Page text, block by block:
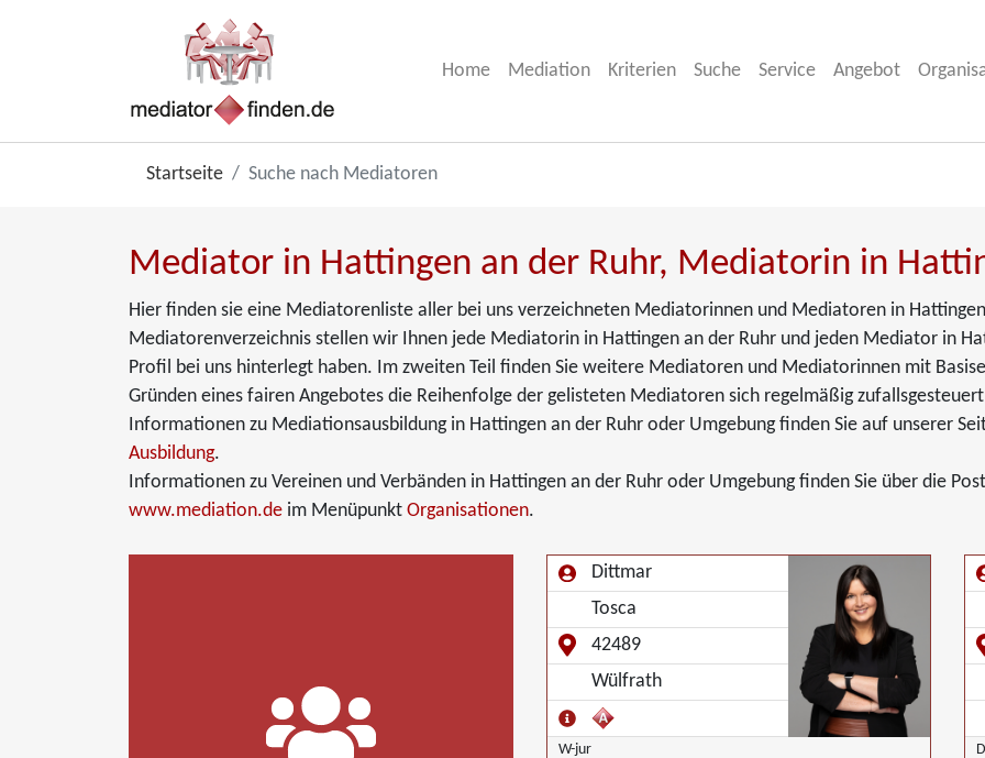
Home Mediation Kriterien Suche Service Angebot
Startseite Suche nach Mediatoren
Mediator in Hattingen an der Ruhr, Mediatorin in
Hier finden sie eine Mediatorenliste aller bei uns verzeichneten Mediatorinnen und Mediatoren in
Mediatorenverzeichnis stellen wir Ihnen jede Mediatorin in Hattingen an der Ruhr und jeden Mediator in
Profil bei uns hinterlegt haben. Im zweiten Teil finden Sie weitere Mediatoren und Mediatorinnen mit
Gründen eines fairen Angebotes die Reihenfolge der gelisteten Mediatoren sich regelmäßig
Informationen zu Mediationsausbildung in Hattingen an der Ruhr oder Umgebung finden Sie auf unserer
Ausbildung.
Informationen zu Vereinen und Verbänden in Hattingen an der Ruhr oder Umgebung finden Sie über die
www.mediation.de im Menüpunkt Organisationen.
Dittmar
Tosca
42489
Wülfrath
W-jur